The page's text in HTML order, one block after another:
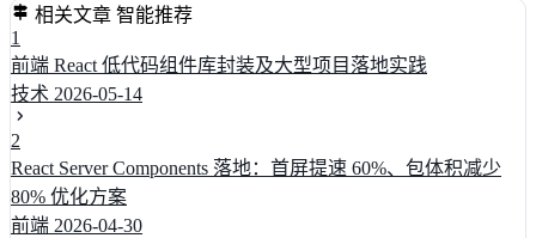
相关文章 智能推荐
1
前端 React 低代码组件库封装及大型项目落地实践
技术 2026-05-14
2
React Server Components 落地：首屏提速 60%、包体积减少
80% 优化方案
前端 2026-04-30